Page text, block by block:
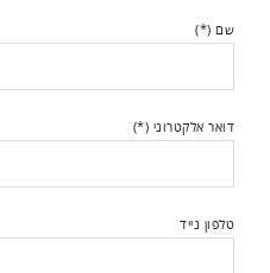
שם (*)
דואר אלקטרוני (*)
טלפון נייד